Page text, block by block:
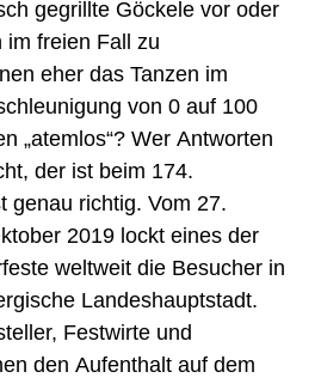
gegrillte Göckele vor oder
im freien Fall zu
eher das Tanzen im
von 0 auf 100
„atemlos“? Wer Antworten
der ist beim 174.
genau richtig. Vom 27.
2019 lockt eines der
weltweit die Besucher in
Landeshauptstadt.
Festwirte und
den Aufenthalt auf dem